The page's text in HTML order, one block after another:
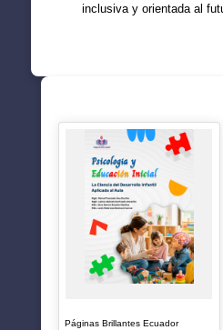
inclusiva y orientada al
Páginas Brillantes Ecuador